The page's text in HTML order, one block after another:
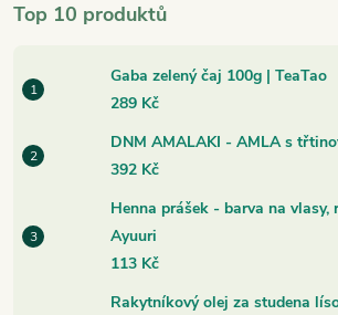
Top 10 produktů
Gaba zelený čaj 100g | TeaTao
289 Kč
DNM AMALAKI - AMLA s
392 Kč
Henna prášek - barva na vlasy,
Ayuuri
113 Kč
Rakytníkový olej za studena